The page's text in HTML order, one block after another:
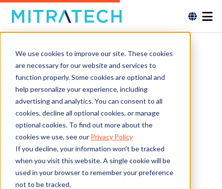
We use cookies to improve our site. These cookies
are necessary for our website and services to
function properly. Some cookies are optional and
help personalize your experience, including
advertising and analytics. You can consent to all
cookies, decline all optional cookies, or manage
optional cookies. To find out more about the
cookies we use, see our Privacy Policy
If you decline, your information won’t be tracked
when you visit this website. A single cookie will be
used in your browser to remember your preference
not to be tracked.
Was ist Affirmative
Action?
Affirmative Action ist eine Reihe von
Maßnahmen, die zur Förderung der
Chancengleichheit ergriffen wurden, um
sicherzustellen, dass unterrepräsentierte
Gruppen, insbesondere Minderheiten,